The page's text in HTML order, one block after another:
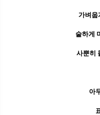
가벼웁
숱하게
사뿐히
아